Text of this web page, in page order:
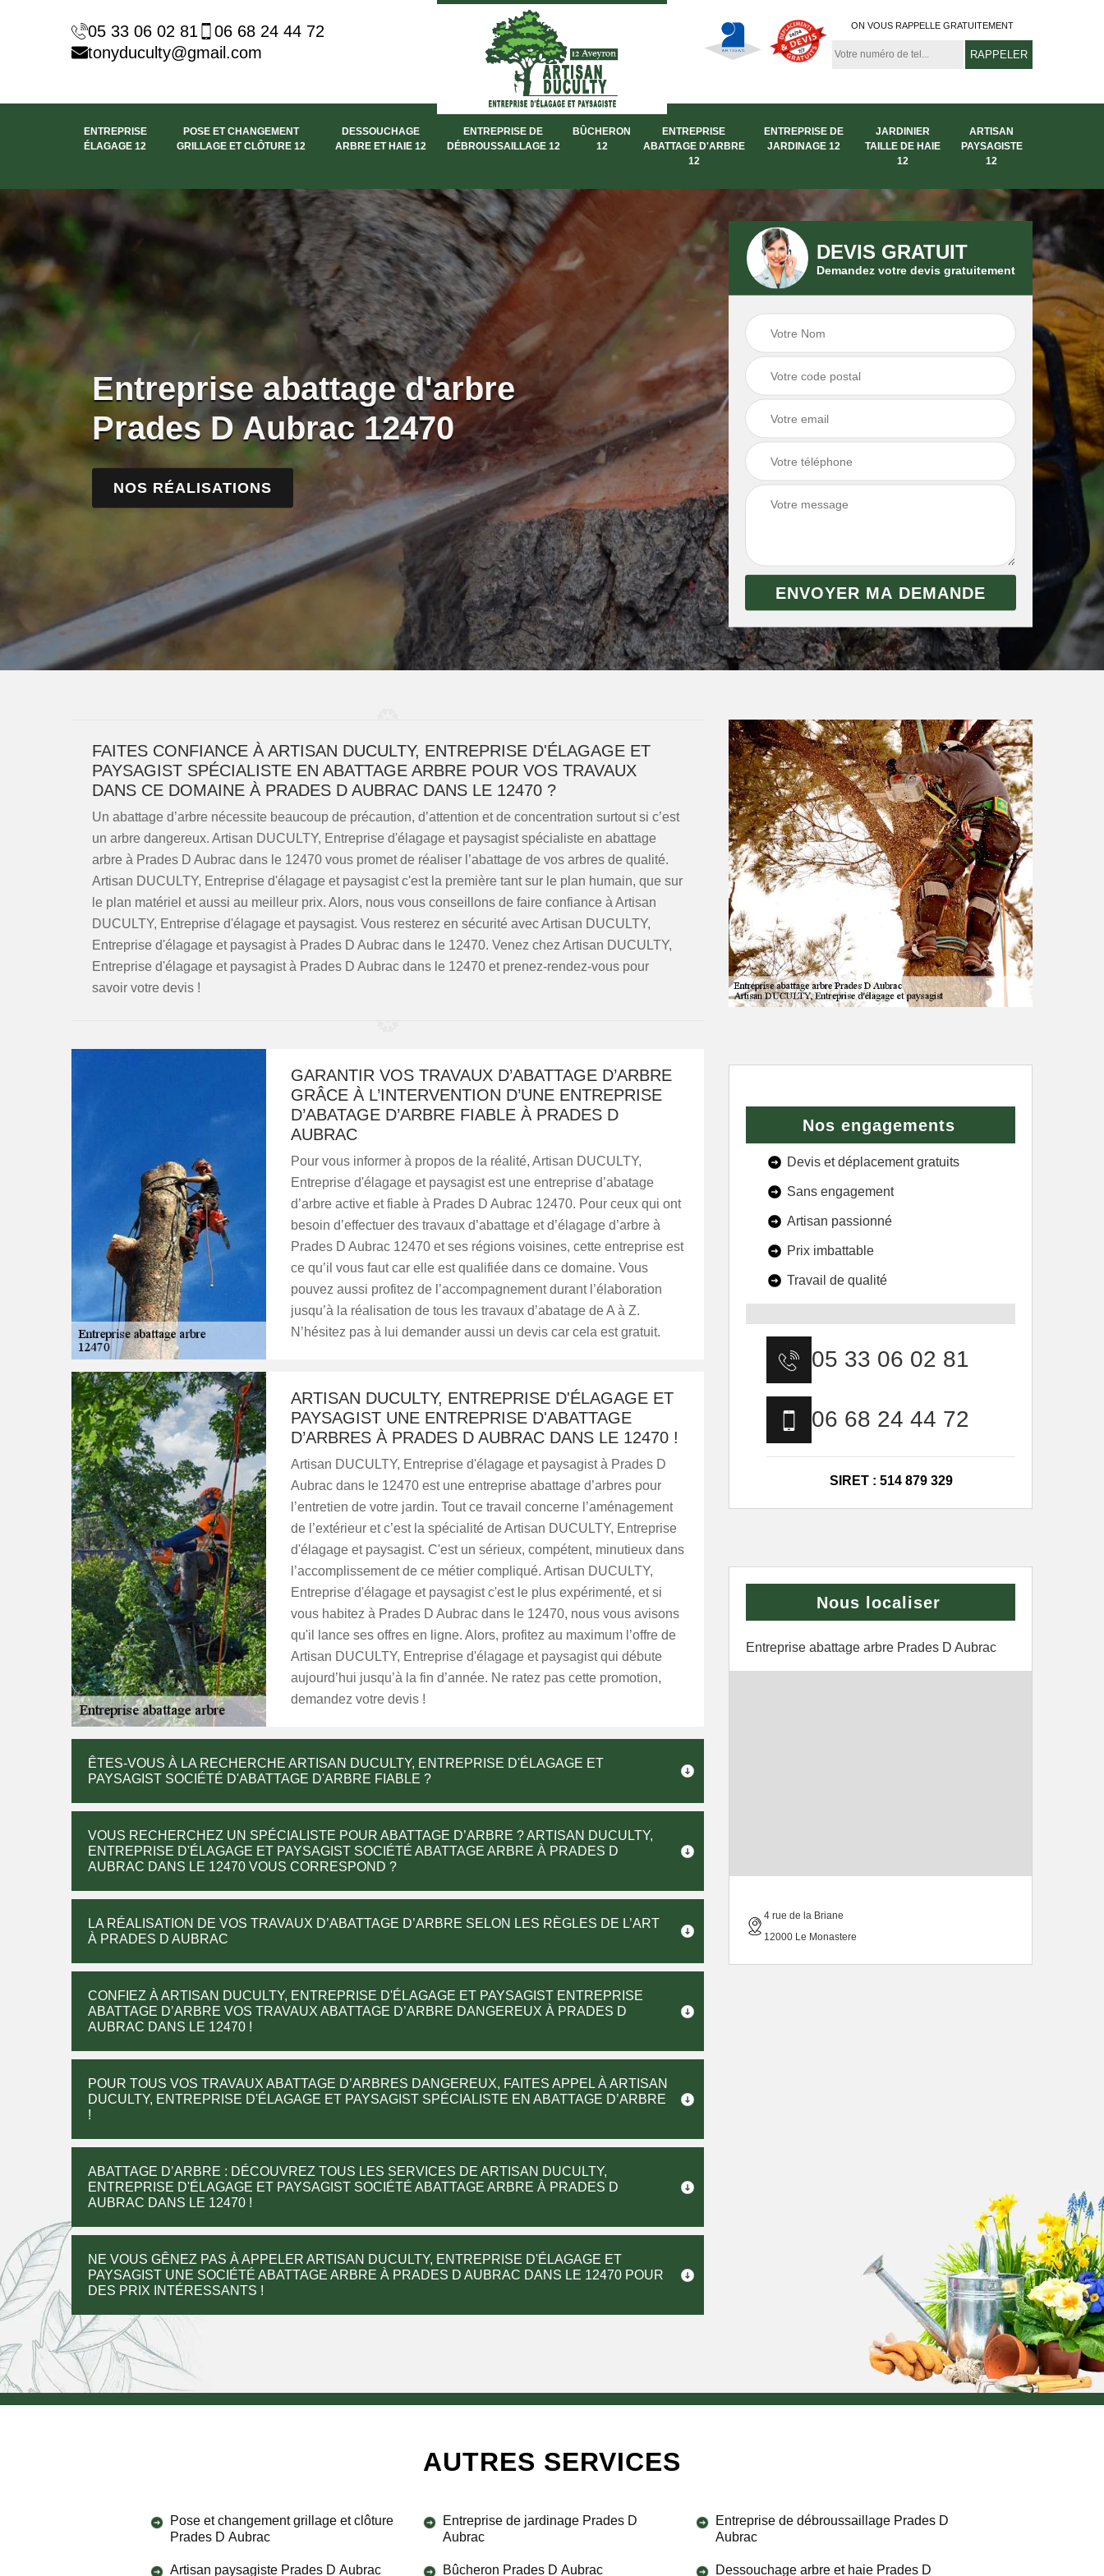
05 33 06 02 81
06 68 24 44 72
tonyduculty@gmail.com
ON VOUS RAPPELLE GRATUITEMENT
ENTREPRISE
ÉLAGAGE 12
POSE ET CHANGEMENT
GRILLAGE ET CLÔTURE 12
DESSOUCHAGE
ARBRE ET HAIE 12
ENTREPRISE DE
DÉBROUSSAILLAGE 12
BÛCHERON
12
ENTREPRISE
ABATTAGE D'ARBRE
12
ENTREPRISE DE
JARDINAGE 12
JARDINIER
TAILLE DE HAIE
12
ARTISAN
PAYSAGISTE
12
Entreprise abattage d'arbre
Prades D Aubrac 12470
NOS RÉALISATIONS
DEVIS GRATUIT
Demandez votre devis gratuitement
FAITES CONFIANCE À ARTISAN DUCULTY, ENTREPRISE D'ÉLAGAGE ET
PAYSAGIST SPÉCIALISTE EN ABATTAGE ARBRE POUR VOS TRAVAUX
DANS CE DOMAINE À PRADES D AUBRAC DANS LE 12470 ?
Un abattage d’arbre nécessite beaucoup de précaution, d’attention et de concentration surtout si c’est
un arbre dangereux. Artisan DUCULTY, Entreprise d'élagage et paysagist spécialiste en abattage
arbre à Prades D Aubrac dans le 12470 vous promet de réaliser l’abattage de vos arbres de qualité.
Artisan DUCULTY, Entreprise d'élagage et paysagist c'est la première tant sur le plan humain, que sur
le plan matériel et aussi au meilleur prix. Alors, nous vous conseillons de faire confiance à Artisan
DUCULTY, Entreprise d'élagage et paysagist. Vous resterez en sécurité avec Artisan DUCULTY,
Entreprise d'élagage et paysagist à Prades D Aubrac dans le 12470. Venez chez Artisan DUCULTY,
Entreprise d'élagage et paysagist à Prades D Aubrac dans le 12470 et prenez-rendez-vous pour
savoir votre devis !
GARANTIR VOS TRAVAUX D’ABATTAGE D’ARBRE
GRÂCE À L’INTERVENTION D’UNE ENTREPRISE
D’ABATAGE D’ARBRE FIABLE À PRADES D
AUBRAC
Pour vous informer à propos de la réalité, Artisan DUCULTY,
Entreprise d'élagage et paysagist est une entreprise d’abatage
d’arbre active et fiable à Prades D Aubrac 12470. Pour ceux qui ont
besoin d’effectuer des travaux d’abattage et d’élagage d’arbre à
Prades D Aubrac 12470 et ses régions voisines, cette entreprise est
ce qu’il vous faut car elle est qualifiée dans ce domaine. Vous
pouvez aussi profitez de l’accompagnement durant l’élaboration
jusqu’à la réalisation de tous les travaux d’abatage de A à Z.
N’hésitez pas à lui demander aussi un devis car cela est gratuit.
ARTISAN DUCULTY, ENTREPRISE D'ÉLAGAGE ET
PAYSAGIST UNE ENTREPRISE D'ABATTAGE
D’ARBRES À PRADES D AUBRAC DANS LE 12470 !
Artisan DUCULTY, Entreprise d'élagage et paysagist à Prades D
Aubrac dans le 12470 est une entreprise abattage d’arbres pour
l’entretien de votre jardin. Tout ce travail concerne l’aménagement
de l’extérieur et c’est la spécialité de Artisan DUCULTY, Entreprise
d'élagage et paysagist. C'est un sérieux, compétent, minutieux dans
l’accomplissement de ce métier compliqué. Artisan DUCULTY,
Entreprise d'élagage et paysagist c'est le plus expérimenté, et si
vous habitez à Prades D Aubrac dans le 12470, nous vous avisons
qu'il lance ses offres en ligne. Alors, profitez au maximum l’offre de
Artisan DUCULTY, Entreprise d'élagage et paysagist qui débute
aujourd’hui jusqu’à la fin d’année. Ne ratez pas cette promotion,
demandez votre devis !
ÊTES-VOUS À LA RECHERCHE ARTISAN DUCULTY, ENTREPRISE D'ÉLAGAGE ET
PAYSAGIST SOCIÉTÉ D'ABATTAGE D'ARBRE FIABLE ?
VOUS RECHERCHEZ UN SPÉCIALISTE POUR ABATTAGE D’ARBRE ? ARTISAN DUCULTY,
ENTREPRISE D'ÉLAGAGE ET PAYSAGIST SOCIÉTÉ ABATTAGE ARBRE À PRADES D
AUBRAC DANS LE 12470 VOUS CORRESPOND ?
LA RÉALISATION DE VOS TRAVAUX D’ABATTAGE D’ARBRE SELON LES RÈGLES DE L’ART
À PRADES D AUBRAC
CONFIEZ À ARTISAN DUCULTY, ENTREPRISE D'ÉLAGAGE ET PAYSAGIST ENTREPRISE
ABATTAGE D’ARBRE VOS TRAVAUX ABATTAGE D’ARBRE DANGEREUX À PRADES D
AUBRAC DANS LE 12470 !
POUR TOUS VOS TRAVAUX ABATTAGE D’ARBRES DANGEREUX, FAITES APPEL À ARTISAN
DUCULTY, ENTREPRISE D'ÉLAGAGE ET PAYSAGIST SPÉCIALISTE EN ABATTAGE D’ARBRE
!
ABATTAGE D’ARBRE : DÉCOUVREZ TOUS LES SERVICES DE ARTISAN DUCULTY,
ENTREPRISE D'ÉLAGAGE ET PAYSAGIST SOCIÉTÉ ABATTAGE ARBRE À PRADES D
AUBRAC DANS LE 12470 !
NE VOUS GÊNEZ PAS À APPELER ARTISAN DUCULTY, ENTREPRISE D'ÉLAGAGE ET
PAYSAGIST UNE SOCIÉTÉ ABATTAGE ARBRE À PRADES D AUBRAC DANS LE 12470 POUR
DES PRIX INTÉRESSANTS !
Nos engagements
Devis et déplacement gratuits
Sans engagement
Artisan passionné
Prix imbattable
Travail de qualité
05 33 06 02 81
06 68 24 44 72
SIRET : 514 879 329
Nous localiser
Entreprise abattage arbre Prades D Aubrac
4 rue de la Briane
12000 Le Monastere
AUTRES SERVICES
Pose et changement grillage et clôture
Prades D Aubrac
Artisan paysagiste Prades D Aubrac
Entreprise de jardinage Prades D
Aubrac
Bûcheron Prades D Aubrac
Entreprise de débroussaillage Prades D
Aubrac
Dessouchage arbre et haie Prades D